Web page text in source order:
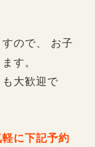
ので、 お子
す。
大歓迎で
に下記予約